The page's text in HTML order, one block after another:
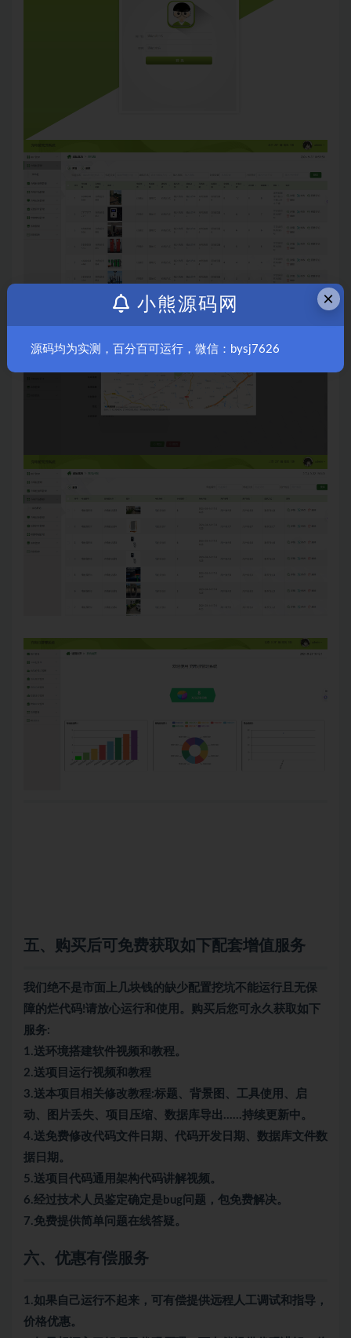
五、购买后可免费获取如下配套增值服务
我们绝不是市面上几块钱的缺少配置挖坑不能运行且无保
障的烂代码!请放心运行和使用。购买后您可永久获取如下
服务:
1.送环境搭建软件视频和教程。
2.送项目运行视频和教程
3.送本项目相关修改教程:标题、背景图、工具使用、启
动、图片丢失、项目压缩、数据库导出……持续更新中。
4.送免费修改代码文件日期、代码开发日期、数据库文件数
据日期。
5.送项目代码通用架构代码讲解视频。
6.经过技术人员鉴定确定是bug问题，包免费解决。
7.免费提供简单问题在线答疑。
六、优惠有偿服务
1.如果自己运行不起来，可有偿提供远程人工调试和指导，
价格优惠。
×
小熊源码网
源码均为实测，百分百可运行，微信：bysj7626